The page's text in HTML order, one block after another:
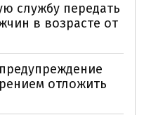
службу передать
в возрасте от
отложить